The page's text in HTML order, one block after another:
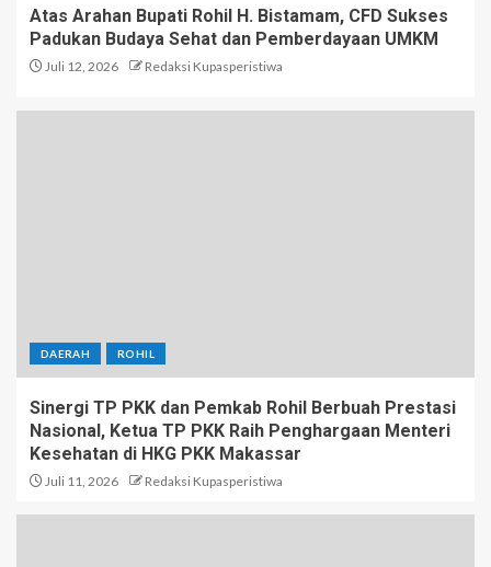
Atas Arahan Bupati Rohil H. Bistamam, CFD Sukses
Padukan Budaya Sehat dan Pemberdayaan UMKM
Juli 12, 2026 Redaksi Kupasperistiwa
DAERAH ROHIL
Sinergi TP PKK dan Pemkab Rohil Berbuah Prestasi
Nasional, Ketua TP PKK Raih Penghargaan Menteri
Kesehatan di HKG PKK Makassar
Juli 11, 2026 Redaksi Kupasperistiwa